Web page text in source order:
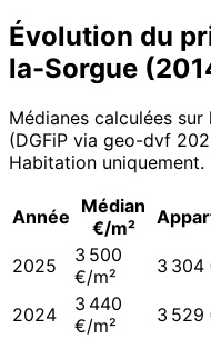
Évolution du
la-Sorgue (
Médianes calculées
(DGFiP via geo-dvf
Habitation uniquement.
Année Médian
€/m²
2025
3 500
€/m²
3 304
2024
3 440
€/m²
3 529